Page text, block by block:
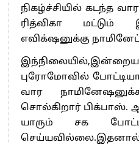
நிகழ்ச்சியில் கடந்த
ரித்விகா மட்டும்
எவிக்‌ஷனுக்கு
இந்நிலையில்,இன்றைய
புரோமோவில்
வார
சொல்கிறார் பிக்பாஸ்.
யாரும் சக